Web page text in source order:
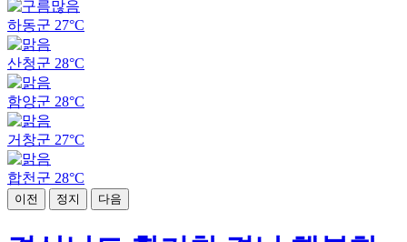
하동군 27°C
산청군 28°C
함양군 28°C
거창군 27°C
합천군 28°C
이전 정지 다음